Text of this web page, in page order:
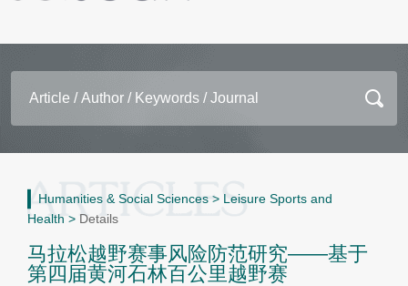
Humanities & Social Sciences > Leisure Sports and
Health > Details
马拉松越野赛事风险防范研究——基于
第四届黄河石林百公里越野赛